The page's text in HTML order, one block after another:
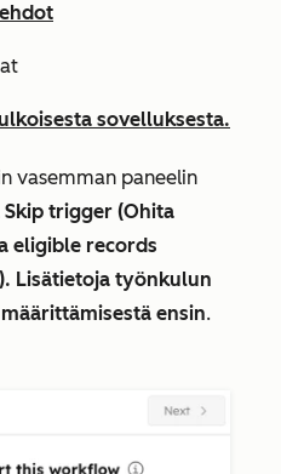
sovelluksesta.
vasemman paneelin
Skip trigger (Ohita
eligible records
Lisätietoja työnkulun
ensin.